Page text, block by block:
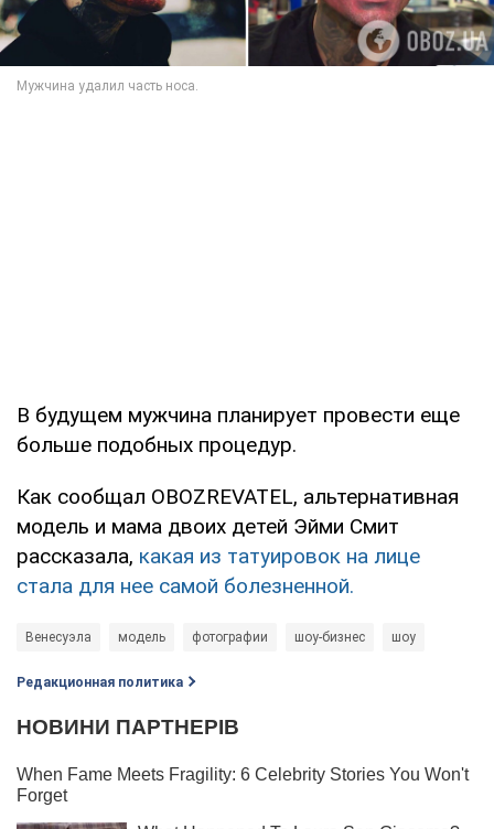
В будущем мужчина планирует провести еще
больше подобных процедур.
Как сообщал OBOZREVATEL, альтернативная
модель и мама двоих детей Эйми Смит
рассказала, какая из татуировок на лице
стала для нее самой болезненной.
Венесуэла модель фотографии шоу-бизнес шоу
Редакционная политика